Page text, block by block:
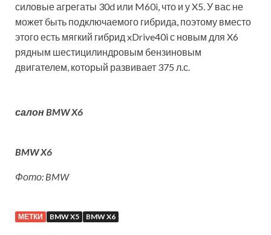
силовые агрегаты 30d или M60i, что и у X5. У вас не
может быть подключаемого гибрида, поэтому вместо
этого есть мягкий гибрид xDrive40i с новым для X6
рядным шестицилиндровым бензиновым
двигателем, который развивает 375 л.с.
салон BMW X6
BMW X6
Фото: BMW
МЕТКИ BMW X5 BMW X6